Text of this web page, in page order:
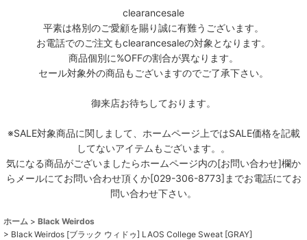
clearancesale
平素は格別のご愛顧を賜り誠に有難うございます。
お電話でのご注文もclearancesaleの対象となります。
商品個別に%OFFの割合が異なります。
セール対象外の商品もございますのでご了承下さい。
御来店お待ちしております。
※SALE対象商品に関しまして、ホームページ上ではSALE価格を記載
してないアイテムもございます。。
気になる商品がございましたらホームページ内の[お問い合わせ]欄か
らメールにてお問い合わせ頂くか[029-306-8773]までお電話にてお
問い合わせ下さい。
ホーム > Black Weirdos
> Black Weirdos [ブラック ウィドゥ] LAOS College Sweat [GRAY]